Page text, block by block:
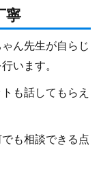
寧
ん先生が自らじ
います。
も話してもらえ
も相談できる点